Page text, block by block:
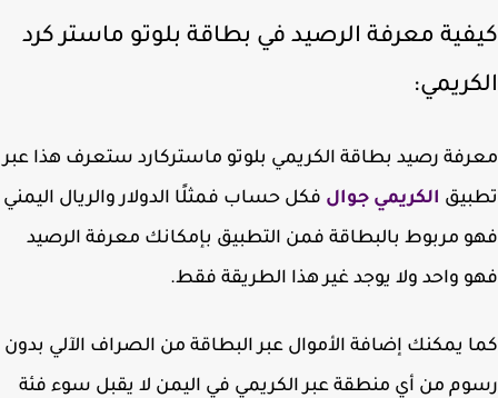
معرفة الرصيد في بطاقة بلوتو ماستر كرد
رصيد بطاقة الكريمي بلوتو ماستركارد ستعرف هذا عبر
الكريمي جوالفكل حساب فمثلًا الدولار والريال اليمني
مربوط بالبطاقة فمن التطبيق بإمكانك معرفة الرصيد
واحد ولا يوجد غير هذا الطريقة فقط.
يمكنك إضافة الأموال عبر البطاقة من الصراف الآلي بدون
من أي منطقة عبر الكريمي في اليمن لا يقبل سوء فئة